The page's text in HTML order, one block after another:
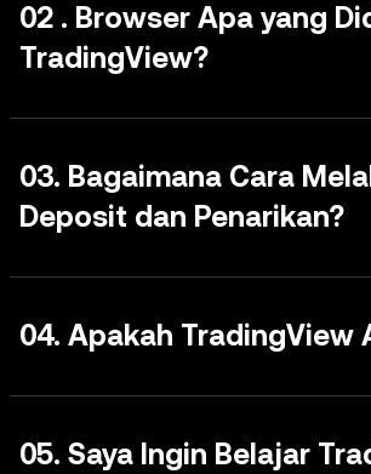
02 . Browser Apa yang
TradingView?
03. Bagaimana Cara
Deposit dan Penarikan?
04. Apakah TradingView
05. Saya Ingin Belajar